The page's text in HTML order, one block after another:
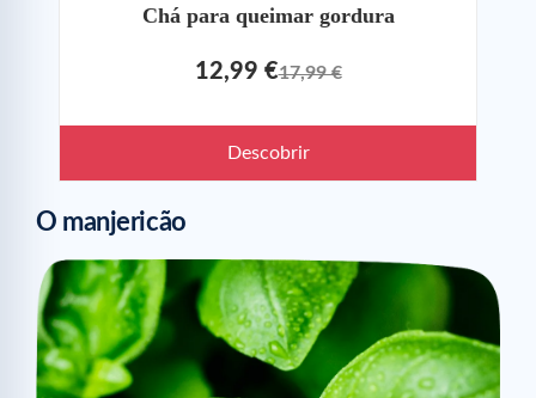
Chá para queimar gordura
12,99 €17,99 €
Descobrir
O manjericão